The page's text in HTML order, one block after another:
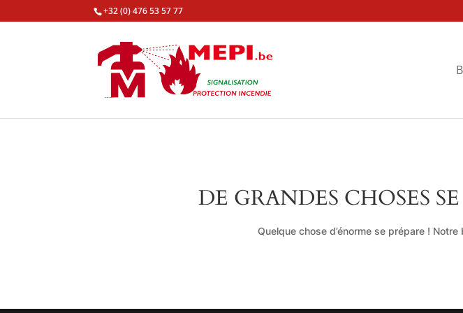
+32 (0) 476 53 57 77
DE GRANDES CHOSES
Quelque chose d’énorme se prépare !